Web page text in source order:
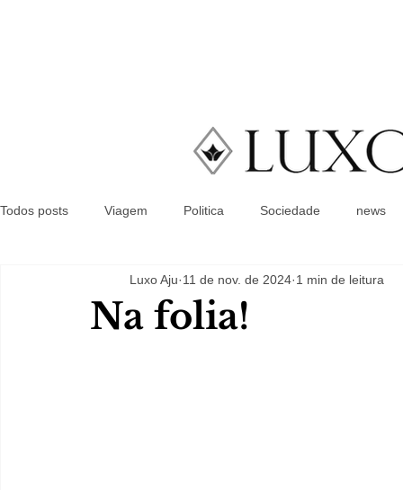
Todos posts Viagem Politica Sociedade news
Na folia!
Luxo Aju 11 de nov. de 2024 1 min de leitura